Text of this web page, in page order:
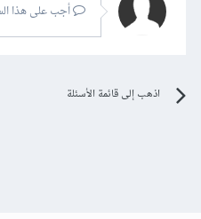
أجب على هذا
اذهب إلى قائمة الأسئلة